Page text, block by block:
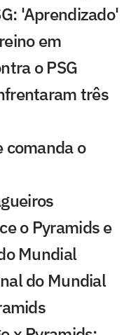
'Aprendizado'
em
o PSG
três
comanda o
o Pyramids e
Mundial
do Mundial